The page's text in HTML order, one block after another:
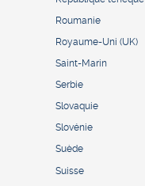
Roumanie
Royaume-Uni (UK)
Saint-Marin
Serbie
Slovaquie
Slovénie
Suède
Suisse